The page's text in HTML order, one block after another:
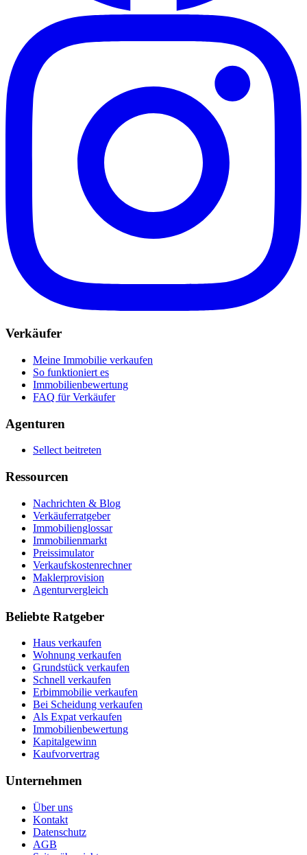
Verkäufer
Meine Immobilie verkaufen
So funktioniert es
Immobilienbewertung
FAQ für Verkäufer
Agenturen
Sellect beitreten
Ressourcen
Nachrichten & Blog
Verkäuferratgeber
Immobilienglossar
Immobilienmarkt
Preissimulator
Verkaufskostenrechner
Maklerprovision
Agenturvergleich
Beliebte Ratgeber
Haus verkaufen
Wohnung verkaufen
Grundstück verkaufen
Schnell verkaufen
Erbimmobilie verkaufen
Bei Scheidung verkaufen
Als Expat verkaufen
Immobilienbewertung
Kapitalgewinn
Kaufvorvertrag
Unternehmen
Über uns
Kontakt
Datenschutz
AGB